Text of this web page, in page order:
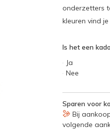
onderzetters
kleuren vind
Is het een
Ja
Nee
Sparen voor
Bij
volgende